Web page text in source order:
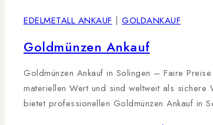
EDELMETALL ANKAUF | GOLDANKAUF
Goldmünzen Ankauf
Goldmünzen Ankauf in Solingen – Faire
materiellen Wert und sind weltweit als sichere
bietet professionellen Goldmünzen Ankauf in